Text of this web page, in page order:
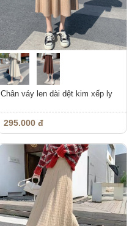
Chân váy len dài dệt kim xếp ly
295.000 đ